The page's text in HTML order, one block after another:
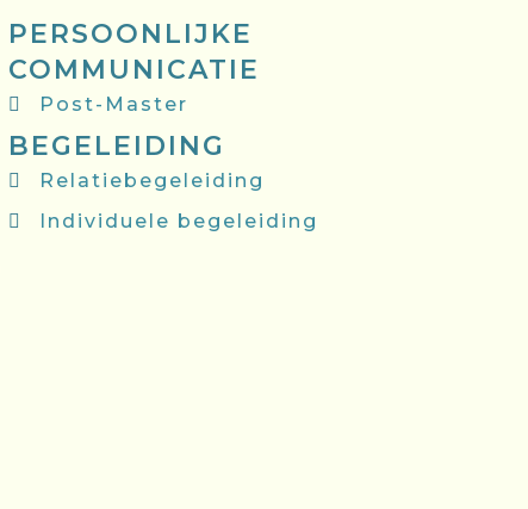
PERSOONLIJKE
COMMUNICATIE
Post-Master
BEGELEIDING
Relatiebegeleiding
Individuele begeleiding